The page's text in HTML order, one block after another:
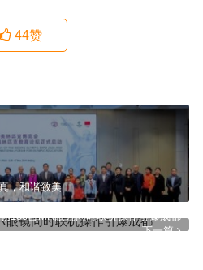
44赞
，和谐致美
下一篇
150台MR眼镜同时联机操作引爆成都